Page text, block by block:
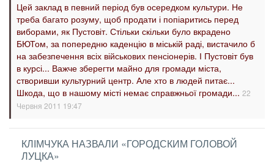
Цей заклад в певний період був осередком культури. Не
треба багато розуму, щоб продати і попіаритись перед
виборами, як Пустовіт. Стільки скільки було вкрадено
БЮТом, за попередню каденцію в міській раді, вистачило б
на забезпечення всіх військових пенсіонерів. І Пустовіт був
в курсі... Важче зберегти майно для громади міста,
створивши культурний центр. Але хто в людей питає...
Шкода, що в нашому місті немає справжньої громади... 22
Червня 2011 19:47
КЛІМЧУКА НАЗВАЛИ «ГОРОДСКИМ ГОЛОВОЙ
ЛУЦКА»